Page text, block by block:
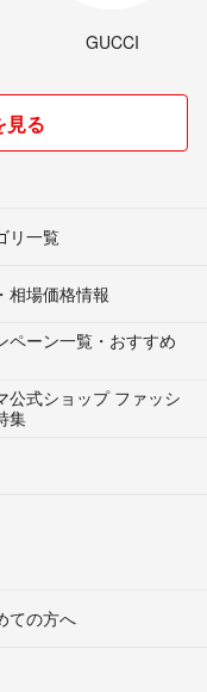
GUCCI
見る
リ一覧
相場価格情報
ペーン一覧・おすすめ
公式ショップ ファッシ
集
ての方へ